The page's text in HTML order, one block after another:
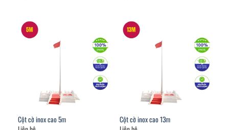
Cột cờ inox cao 5m
Cột cờ inox cao 13m